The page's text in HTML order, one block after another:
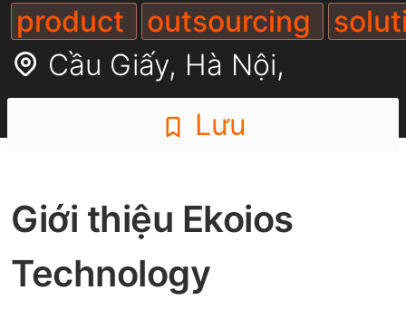
product outsourcing
Cầu Giấy, Hà Nội,
Lưu
Giới thiệu Ekoios
Technology